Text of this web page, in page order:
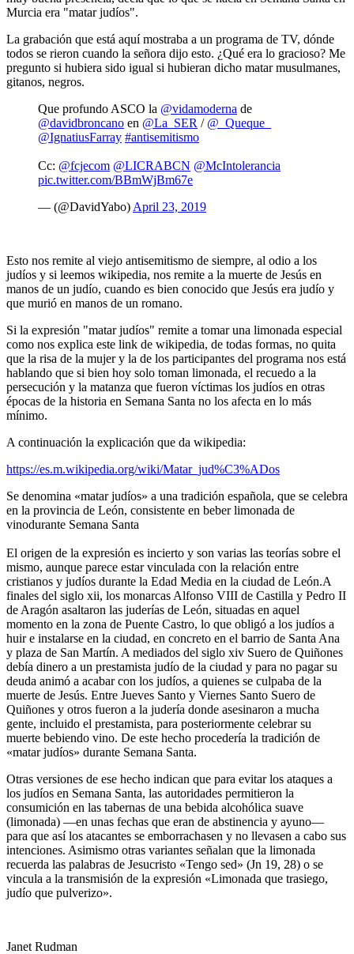
Murcia era "matar judíos".
La grabación que está aquí mostraba a un programa de TV, dónde
todos se rieron cuando la señora dijo esto. ¿Qué era lo gracioso? Me
pregunto si hubiera sido igual si hubieran dicho matar musulmanes,
gitanos, negros.
Que profundo ASCO la @vidamoderna de
@davidbroncano en @La_SER / @_Queque_
@IgnatiusFarray #antisemitismo
Cc: @fcjecom @LICRABCN @McIntolerancia
pic.twitter.com/BBmWjBm67e
— (@DavidYabo) April 23, 2019
Esto nos remite al viejo antisemitismo de siempre, al odio a los
judíos y si leemos wikipedia, nos remite a la muerte de Jesús en
manos de un judío, cuando es bien conocido que Jesús era judío y
que murió en manos de un romano.
Si la expresión "matar judíos" remite a tomar una limonada especial
como nos explica este link de wikipedia, de todas formas, no quita
que la risa de la mujer y la de los participantes del programa nos está
hablando que si bien hoy solo toman limonada, el recuedo a la
persecución y la matanza que fueron víctimas los judíos en otras
épocas de la historia en Semana Santa no los afecta en lo más
mínimo.
A continuación la explicación que da wikipedia:
https://es.m.wikipedia.org/wiki/Matar_jud%C3%ADos
Se denomina «matar judíos» a una tradición española, que se celebra
en la provincia de León, consistente en beber limonada de
vinodurante Semana Santa
El origen de la expresión es incierto y son varias las teorías sobre el
mismo, aunque parece estar vinculada con la relación entre
cristianos y judíos durante la Edad Media en la ciudad de León.A
finales del siglo xii, los monarcas Alfonso VIII de Castilla y Pedro II
de Aragón asaltaron las juderías de León, situadas en aquel
momento en la zona de Puente Castro, lo que obligó a los judíos a
huir e instalarse en la ciudad, en concreto en el barrio de Santa Ana
y plaza de San Martín. A mediados del siglo xiv Suero de Quiñones
debía dinero a un prestamista judío de la ciudad y para no pagar su
deuda animó a acabar con los judíos, a quienes se culpaba de la
muerte de Jesús. Entre Jueves Santo y Viernes Santo Suero de
Quiñones y otros fueron a la judería donde asesinaron a mucha
gente, incluido el prestamista, para posteriormente celebrar su
muerte bebiendo vino. De este hecho procedería la tradición de
«matar judíos» durante Semana Santa.
Otras versiones de ese hecho indican que para evitar los ataques a
los judíos en Semana Santa, las autoridades permitieron la
consumición en las tabernas de una bebida alcohólica suave
(limonada) —en unas fechas que eran de abstinencia y ayuno—
para que así los atacantes se emborrachasen y no llevasen a cabo sus
intenciones. Asimismo otras variantes señalan que la limonada
recuerda las palabras de Jesucristo «Tengo sed» (Jn 19, 28) o se
vincula a la transmisión de la expresión «Limonada que trasiego,
judío que pulverizo».
Janet Rudman